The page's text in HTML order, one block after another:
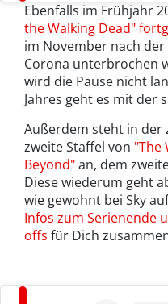
Ebenfalls im Frühjahr
the Walking Dead"
im November nach der
Corona unterbrochen
wird die Pause nicht
Jahres geht es mit der
Außerdem steht in der
zweite Staffel von "The
Beyond"an, dem
Diese wiederum geht
wie gewohnt bei Sky
Infos zum Serienende
offs für Dich